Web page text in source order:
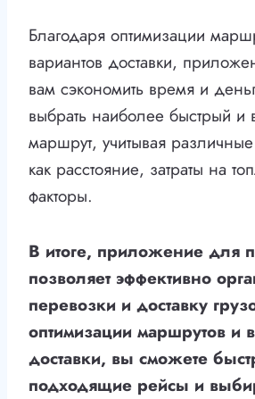
Благодаря оптимизации
вариантов доставки,
вам сэкономить время и
выбрать наиболее быстрый и
маршрут, учитывая
как расстояние, затраты на
факторы.
В итоге, приложение для
позволяет эффективно
перевозки и доставку
оптимизации маршрутов и
доставки, вы сможете
подходящие рейсы и